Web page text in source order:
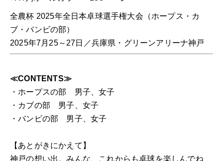
全農杯 2025年全日本卓球選手権大会（ホープス・カ
ブ・バンビの部）
2025年7月25～27日／兵庫県・グリーンアリーナ神戸
≪CONTENTS≫
・ホープスの部 男子、女子
・カブの部 男子、女子
・バンビの部 男子、女子
【あとがきにかえて】
神戸の想い出。みんな、これからも卓球を楽しんでね